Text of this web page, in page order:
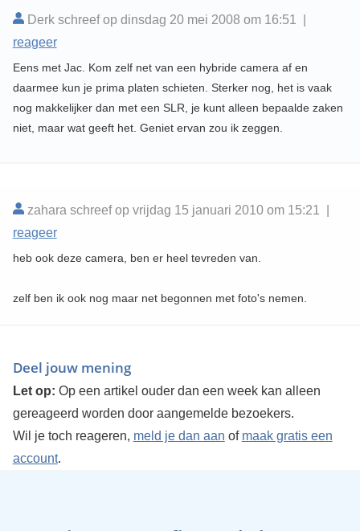
Derk schreef op dinsdag 20 mei 2008 om 16:51 |
reageer
Eens met Jac. Kom zelf net van een hybride camera af en
daarmee kun je prima platen schieten. Sterker nog, het is vaak
nog makkelijker dan met een SLR, je kunt alleen bepaalde zaken
niet, maar wat geeft het. Geniet ervan zou ik zeggen.
zahara schreef op vrijdag 15 januari 2010 om 15:21 |
reageer
heb ook deze camera, ben er heel tevreden van.
zelf ben ik ook nog maar net begonnen met foto's nemen.
Deel jouw mening
Let op: Op een artikel ouder dan een week kan alleen
gereageerd worden door aangemelde bezoekers.
Wil je toch reageren, meld je dan aan of maak gratis een
account.